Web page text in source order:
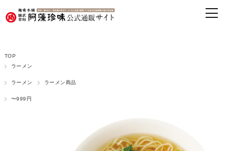
TOP
ラーメン
ラーメン ラーメン商品
〜999円